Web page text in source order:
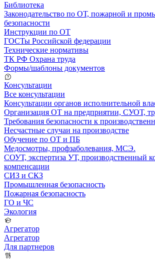
Библиотека
Законодательство по ОТ, пожарной и
безопасности
Инструкции по ОТ
ГОСТы Российской федерации
Технические нормативы
ТК РФ Охрана труда
Формы/шаблоны документов
Консультации
Все консультации
Консультации органов исполнительной
Организация ОТ на предприятии, СУОТ,
Требования безопасности к
Несчастные случаи на производстве
Обучение по ОТ и ПБ
Медосмотры, профзаболевания, МСЭ.
СОУТ, экспертиза УТ, производственный
компенсации
СИЗ и СКЗ
Промышленная безопасность
Пожарная безопасность
ГО и ЧС
Экология
Агрегатор
Агрегатор
Для партнеров